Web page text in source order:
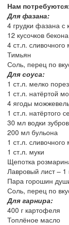
Нам
Для фазана:
4 грудки фазана
12 кусочков бекона
4 ст.л. сливочного
Тимьян
Соль, перец по
Для соуса:
1 ст.л. мелко
1 ст.л. натёртой
4 ягоды
1 ст.л. натёртого
30 мл водки
200 мл бульона
1 ст.л. сливочного
1 ст.л. муки
Щепотка
Лавровый лист – 1
Пара горошин
Соль, перец по
Для гарнира:
400 г картофеля
Топлёное масло